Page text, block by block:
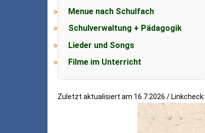
Menue nach Schulfach
Schulverwaltung + Pädagogik
Lieder und Songs
Filme im Unterricht
Zuletzt aktualisiert am 16.7.2026 / Linkcheck: